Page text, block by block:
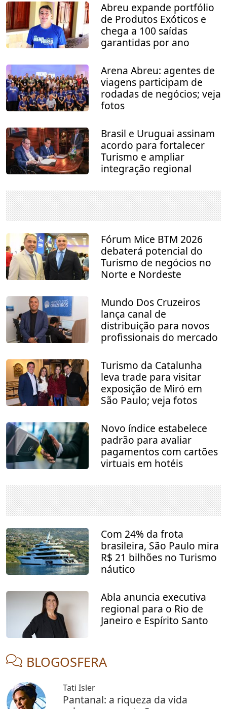
Abreu expande portfólio
de Produtos Exóticos e
chega a 100 saídas
garantidas por ano
Arena Abreu: agentes de
viagens participam de
rodadas de negócios; veja
fotos
Brasil e Uruguai assinam
acordo para fortalecer
Turismo e ampliar
integração regional
Fórum Mice BTM 2026
debaterá potencial do
Turismo de negócios no
Norte e Nordeste
Mundo Dos Cruzeiros
lança canal de
distribuição para novos
profissionais do mercado
Turismo da Catalunha
leva trade para visitar
exposição de Miró em
São Paulo; veja fotos
Novo índice estabelece
padrão para avaliar
pagamentos com cartões
virtuais em hotéis
Com 24% da frota
brasileira, São Paulo mira
R$ 21 bilhões no Turismo
náutico
Abla anuncia executiva
regional para o Rio de
Janeiro e Espírito Santo
BLOGOSFERA
Tati Isler
Pantanal: a riqueza da vida